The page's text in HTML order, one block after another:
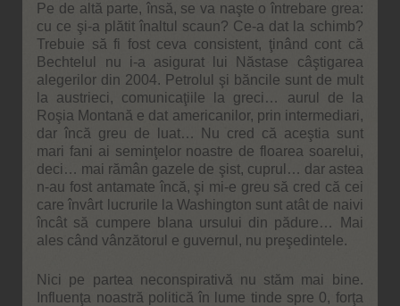
Pe de altă parte, însă, se va naşte o întrebare grea:
cu ce şi-a plătit înaltul scaun? Ce-a dat la schimb?
Trebuie să fi fost ceva consistent, ţinând cont că
Bechtelul nu i-a asigurat lui Năstase câştigarea
alegerilor din 2004. Petrolul şi băncile sunt de mult
la austrieci, comunicaţiile la greci… aurul de la
Roşia Montană e dat americanilor, prin intermediari,
dar încă greu de luat… Nu cred că aceştia sunt
mari fani ai seminţelor noastre de floarea soarelui,
deci… mai rămân gazele de şist, cuprul… dar astea
n-au fost antamate încă, şi mi-e greu să cred că cei
care învârt lucrurile la Washington sunt atât de naivi
încât să cumpere blana ursului din pădure… Mai
ales când vânzătorul e guvernul, nu preşedintele.
Nici pe partea neconspirativă nu stăm mai bine.
Influenţa noastră politică în lume tinde spre 0, forţa